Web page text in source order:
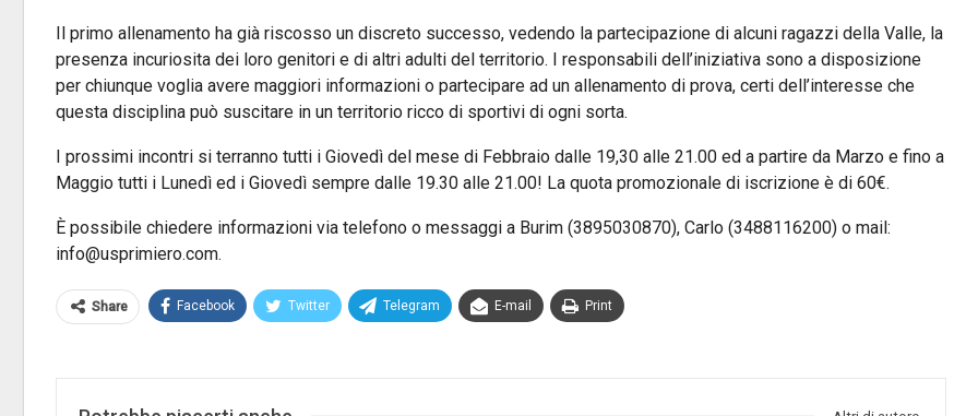
Il primo allenamento ha già riscosso un discreto successo, vedendo la partecipazione di alcuni ragazzi della Valle, la
presenza incuriosita dei loro genitori e di altri adulti del territorio. I responsabili dell’iniziativa sono a disposizione
per chiunque voglia avere maggiori informazioni o partecipare ad un allenamento di prova, certi dell’interesse che
questa disciplina può suscitare in un territorio ricco di sportivi di ogni sorta.
I prossimi incontri si terranno tutti i Giovedì del mese di Febbraio dalle 19,30 alle 21.00 ed a partire da Marzo e fino a
Maggio tutti i Lunedì ed i Giovedì sempre dalle 19.30 alle 21.00! La quota promozionale di iscrizione è di 60€.
È possibile chiedere informazioni via telefono o messaggi a Burim (3895030870), Carlo (3488116200) o mail:
info@usprimiero.com.
Share Facebook Twitter Telegram E-mail Print